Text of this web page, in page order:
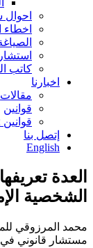
اخطاء
كاتب
اخبارنا
مقالات
قوانين
قوانين 2
إتصل بنا
English
العدة
الشخصية
محمد المرزوقي
مستشار قانوني في